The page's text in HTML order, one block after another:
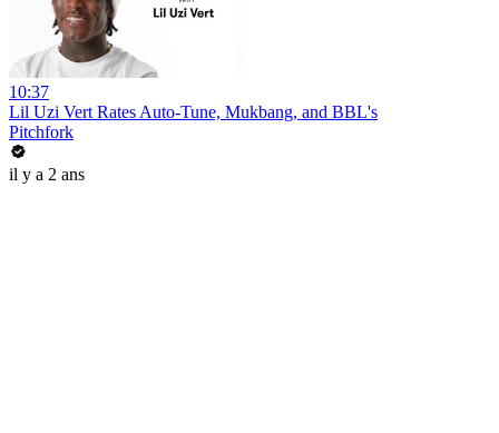
10:37
Lil Uzi Vert Rates Auto-Tune, Mukbang, and BBL's
Pitchfork
il y a 2 ans